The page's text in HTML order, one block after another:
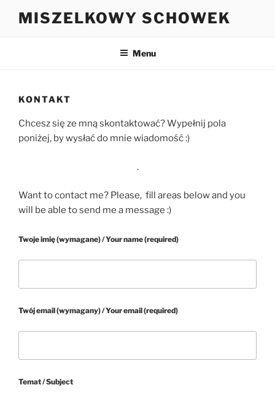
MISZELKOWY SCHOWEK
Menu
KONTAKT
Chcesz się ze mną skontaktować? Wypełnij pola
poniżej, by wysłać do mnie wiadomość :)
.
Want to contact me? Please, fill areas below and you
will be able to send me a message :)
Twoje imię (wymagane) / Your name (required)
Twój email (wymagany) / Your email (required)
Temat / Subject